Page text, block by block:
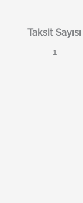
Taksit Sayısı
1